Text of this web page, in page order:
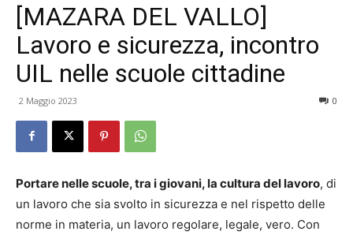
[MAZARA DEL VALLO]
Lavoro e sicurezza, incontro
UIL nelle scuole cittadine
2 Maggio 2023 0
Portare nelle scuole, tra i giovani, la cultura del lavoro, di
un lavoro che sia svolto in sicurezza e nel rispetto delle
norme in materia, un lavoro regolare, legale, vero. Con